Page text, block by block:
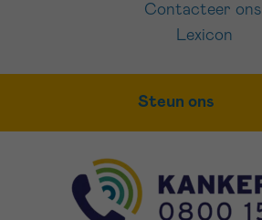
Contacteer ons
Lexicon
Steun ons